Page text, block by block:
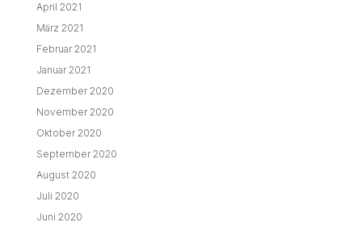
April 2021
März 2021
Februar 2021
Januar 2021
Dezember 2020
November 2020
Oktober 2020
September 2020
August 2020
Juli 2020
Juni 2020